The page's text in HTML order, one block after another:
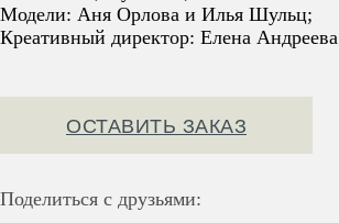
Модели: Аня Орлова и Илья Шульц;
Креативный директор: Елена Андреева
ОСТАВИТЬ ЗАКАЗ
Поделиться с друзьями: